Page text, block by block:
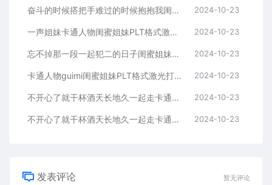
奋斗的时候搭把手难过的时候抱抱我闺蜜姐妹 2024-10-23
一声姐妹卡通人物闺蜜姐妹PLT格式激光打标文件通用矢量图 2024-10-23
忘不掉那一段一起犯二的日子闺蜜姐妹PLT格式激光打标文件通用矢量图 2024-10-23
卡通人物guimi闺蜜姐妹PLT格式激光打标文件通用矢量图 2024-10-23
不开心了就干杯酒天长地久一起走卡通人物闺蜜姐妹 2024-10-23
不开心了就干杯酒天长地久一起走卡通人物闺蜜姐妹 2024-10-23
发表评论 暂无评论